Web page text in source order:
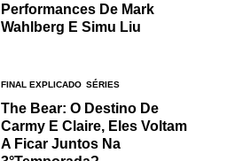
Performances De Mark
Wahlberg E Simu Liu
FINAL EXPLICADO SÉRIES
The Bear: O Destino De
Carmy E Claire, Eles Voltam
A Ficar Juntos Na